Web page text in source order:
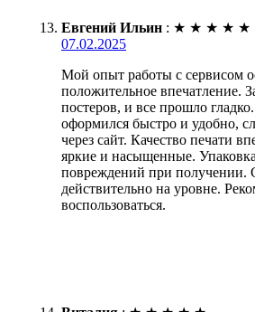
Евгений Ильин : ★ ★ ★ ★ ★
07.02.2025
Мой опыт работы с сервисом
положительное впечатление.
постеров, и все прошло
оформился быстро и удобно,
через сайт. Качество печати
яркие и насыщенные.
повреждений при получении.
действительно на уровне.
воспользоваться.